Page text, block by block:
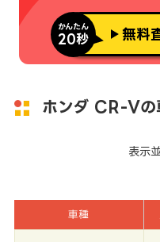
かんたん
20秒 無料
ホンダ CR-Vの
表示
車種